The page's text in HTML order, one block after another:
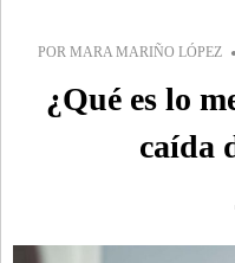
POR MARA MARIÑO LÓPEZ
¿Qué es lo
caída